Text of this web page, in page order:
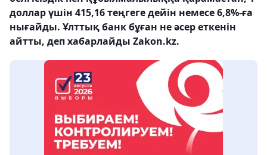
доллар үшін 415,16 теңгеге дейін немесе 6,8%-ға
нығайды. Ұлттық банк бұған не әсер еткенін
айтты, деп хабарлайды Zakon.kz.